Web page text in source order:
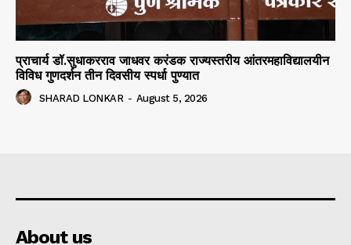
प्राचार्य डॉ.सुधाकरराव जाधवर करंडक राज्यस्तरीय आंतरमहाविद्यालयीन
विविध गुणदर्शन तीन दिवसीय स्पर्धा पुण्यात
SHARAD LONKAR - August 5, 2026
About us